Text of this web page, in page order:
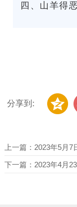
四、山羊得
分享到:
上一篇： 2023年5月7
下一篇： 2023年4月